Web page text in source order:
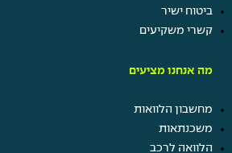
ביטוח ישיר
קשרי משקיעים
מה אנחנו מציעים
מחשבון הלוואות
משכנתאות
הלוואה לרכב